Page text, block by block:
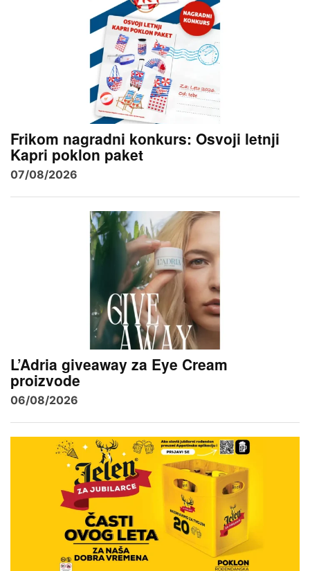
Frikom nagradni konkurs: Osvoji letnji
Kapri poklon paket
07/08/2026
L’Adria giveaway za Eye Cream
proizvode
06/08/2026